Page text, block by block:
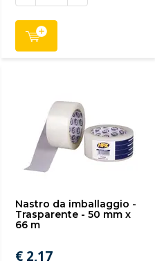
Nastro da imballaggio -
Trasparente - 50 mm x
66 m
€ 2,17